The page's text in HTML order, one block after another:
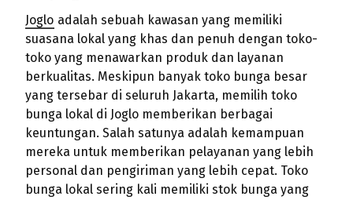
Joglo adalah sebuah kawasan yang memiliki
suasana lokal yang khas dan penuh dengan toko-
toko yang menawarkan produk dan layanan
berkualitas. Meskipun banyak toko bunga besar
yang tersebar di seluruh Jakarta, memilih toko
bunga lokal di Joglo memberikan berbagai
keuntungan. Salah satunya adalah kemampuan
mereka untuk memberikan pelayanan yang lebih
personal dan pengiriman yang lebih cepat. Toko
bunga lokal sering kali memiliki stok bunga yang